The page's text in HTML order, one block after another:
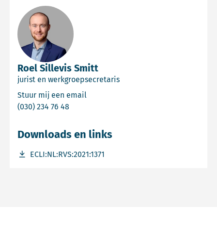
Roel Sillevis Smitt
jurist en werkgroepsecretaris
Stuur mij een email
(030) 234 76 48
Downloads en links
ECLI:NL:RVS:2021:1371
Download bestand ECLI:NL:RVS:2021:1371